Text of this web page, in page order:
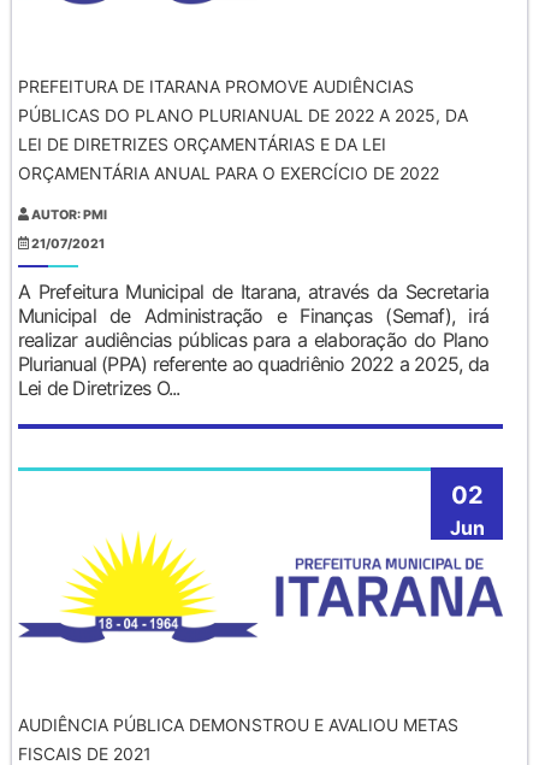
PREFEITURA DE ITARANA PROMOVE AUDIÊNCIAS
PÚBLICAS DO PLANO PLURIANUAL DE 2022 A 2025, DA
LEI DE DIRETRIZES ORÇAMENTÁRIAS E DA LEI
ORÇAMENTÁRIA ANUAL PARA O EXERCÍCIO DE 2022
AUTOR: PMI
21/07/2021
A Prefeitura Municipal de Itarana, através da Secretaria
Municipal de Administração e Finanças (Semaf), irá
realizar audiências públicas para a elaboração do Plano
Plurianual (PPA) referente ao quadriênio 2022 a 2025, da
Lei de Diretrizes O...
02
Jun
AUDIÊNCIA PÚBLICA DEMONSTROU E AVALIOU METAS
FISCAIS DE 2021